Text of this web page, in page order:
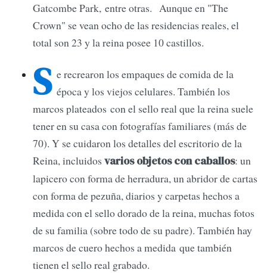
Gatcombe Park, entre otras. Aunque en "The
Crown" se vean ocho de las residencias reales, el
total son 23 y la reina posee 10 castillos.
S e recrearon los empaques de comida de la
época y los viejos celulares. También los
marcos plateados con el sello real que la reina suele
tener en su casa con fotografías familiares (más de
70). Y se cuidaron los detalles del escritorio de la
Reina, incluidos varios objetos con caballos: un
lapicero con forma de herradura, un abridor de cartas
con forma de pezuña, diarios y carpetas hechos a
medida con el sello dorado de la reina, muchas fotos
de su familia (sobre todo de su padre). También hay
marcos de cuero hechos a medida que también
tienen el sello real grabado.